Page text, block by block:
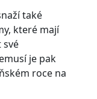
také
které mají
své
je pak
roce na